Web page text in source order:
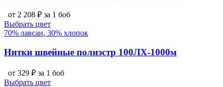
от 2 208 ₽ за 1 боб
Выбрать цвет
70% лавсан, 30% хлопок
Нитки швейные полиэстр 100ЛХ-1000м
от 329 ₽ за 1 боб
Выбрать цвет